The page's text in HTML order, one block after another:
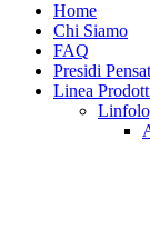
Home
Chi Siamo
FAQ
Presidi
Linea